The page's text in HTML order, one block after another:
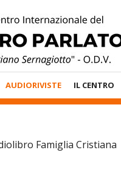
AUDIORIVISTE IL CENTRO